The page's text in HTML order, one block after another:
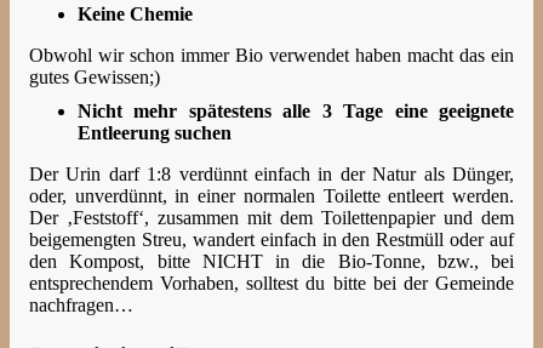
Keine Chemie
Obwohl wir schon immer Bio verwendet haben macht das ein
gutes Gewissen;)
Nicht mehr spätestens alle 3 Tage eine geeignete
Entleerung suchen
Der Urin darf 1:8 verdünnt einfach in der Natur als Dünger,
oder, unverdünnt, in einer normalen Toilette entleert werden.
Der ‚Feststoff‘, zusammen mit dem Toilettenpapier und dem
beigemengten Streu, wandert einfach in den Restmüll oder auf
den Kompost, bitte NICHT in die Bio-Tonne, bzw., bei
entsprechendem Vorhaben, solltest du bitte bei der Gemeinde
nachfragen…